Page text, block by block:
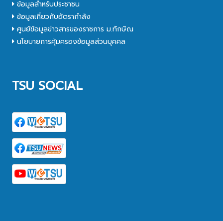
ข้อมูลสำหรับประชาชน
ข้อมูลเกี่ยวกับอัตรากำลัง
ศูนย์ข้อมูลข่าวสารของราชการ ม.ทักษิณ
นโยบายการคุ้มครองข้อมูลส่วนบุคคล
TSU SOCIAL